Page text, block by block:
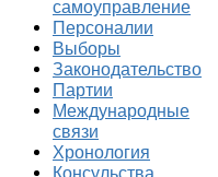
самоуправление
Персоналии
Выборы
Законодательство
Партии
Международные
связи
Хронология
Консульства